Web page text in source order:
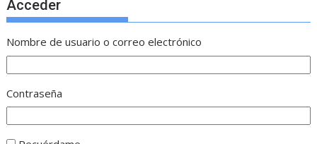
Acceder
Nombre de usuario o correo electrónico
Contraseña